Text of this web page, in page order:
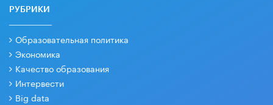
РУБРИКИ
Образовательная политика
Экономика
Качество образования
Интервести
Big data